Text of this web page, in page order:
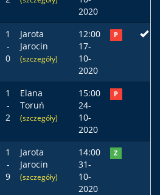
2020
1
-
0
Jarota
Jarocin
(szczegóły)
12:00
17-
10-
2020
P
1
-
2
Elana
Toruń
(szczegóły)
15:00
24-
10-
2020
P
1
-
9
Jarota
Jarocin
(szczegóły)
14:00
31-
10-
2020
Z